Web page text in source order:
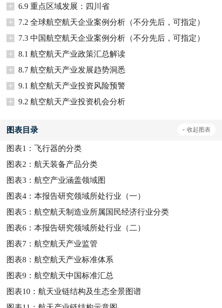
+
6.9 重点区域发展：四川省
+
7.2 全球航空航天企业案例分析（不分先后，可指定）
+
7.3 中国航空航天企业案例分析（不分先后，可指定）
+
8.1 航空航天产业政策汇总解读
+
8.7 航空航天产业发展趋势洞悉
+
9.1 航空航天产业投资风险预警
+
9.2 航空航天产业投资机会分析
图表目录 - 收起图表
图表1：飞行器的分类
图表2：航天装备产品分类
图表3：航空产业涵盖领域图
图表4：本报告研究领域所处行业（一）
图表5：航空航天制造业所属国民经济行业分类
图表6：本报告研究领域所处行业（二）
图表7：航空航天产业监管
图表8：航空航天产业标准体系
图表9：航空航天中国标准汇总
图表10：航天业链结构及生态全景图谱